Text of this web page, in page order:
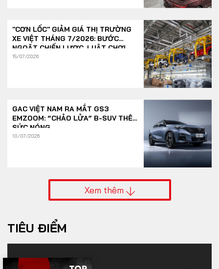
"CƠN LỐC" GIẢM GIÁ THỊ TRƯỜNG
XE VIỆT THÁNG 7/2026: BƯỚC
NGOẶT CHIẾN LƯỢC, LUẬT CHƠI
THAY ĐỔI
15/07/2026
GAC VIỆT NAM RA MẮT GS3
EMZOOM: “CHẢO LỬA” B-SUV THÊM
SỨC NÓNG
10/07/2026
Xem thêm
TIÊU ĐIỂM